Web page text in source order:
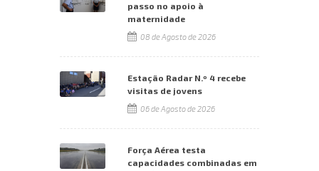
passo no apoio à
maternidade
08 de Agosto de 2026
Estação Radar N.º 4 recebe
visitas de jovens
06 de Agosto de 2026
Força Aérea testa
capacidades combinadas em